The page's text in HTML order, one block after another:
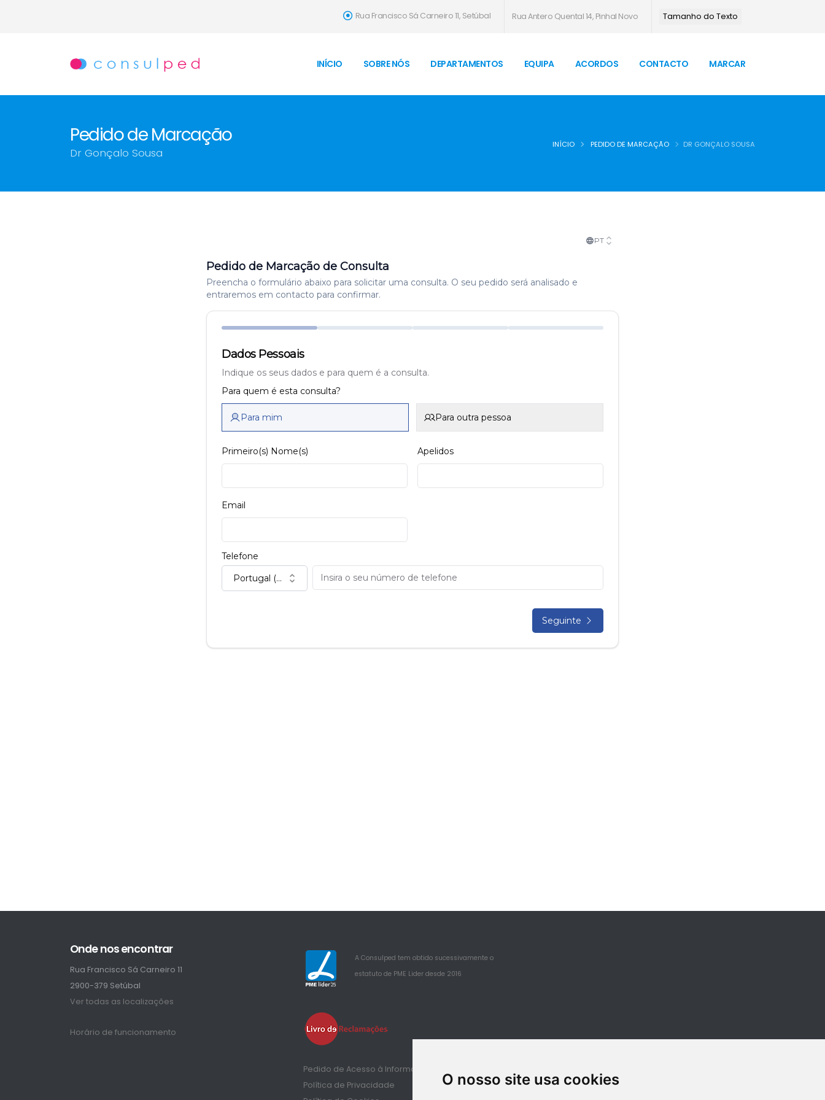
O nosso site usa cookies
Rua Francisco Sá Carneiro 11, Setúbal Rua Antero Quental 14, Pinhal Novo Tamanho do Texto
INÍCIO SOBRE NÓS DEPARTAMENTOS EQUIPA ACORDOS CONTACTO MARCAR
Pedido de Marcação
Dr Gonçalo Sousa
INÍCIO PEDIDO DE MARCAÇÃO DR GONÇALO SOUSA
Onde nos encontrar
Rua Francisco Sá Carneiro 11
2900-379 Setúbal
Ver todas as localizações
Horário de funcionamento
25
A Consulped tem obtido sucessivamente o
estatuto de PME Lider desde 2016
Pedido de Acesso à Informação de Saúde
Política de Privacidade